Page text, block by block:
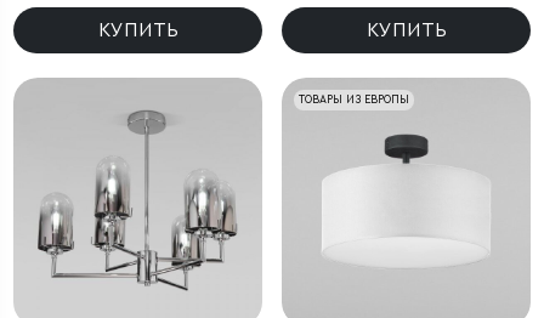
КУПИТЬ КУПИТЬ
ТОВАРЫ ИЗ ЕВРОПЫ